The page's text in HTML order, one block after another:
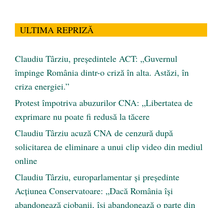
ULTIMA REPRIZĂ
Claudiu Târziu, președintele ACT: „Guvernul
împinge România dintr-o criză în alta. Astăzi, în
criza energiei.”
Protest împotriva abuzurilor CNA: „Libertatea de
exprimare nu poate fi redusă la tăcere
Claudiu Târziu acuză CNA de cenzură după
solicitarea de eliminare a unui clip video din mediul
online
Claudiu Târziu, europarlamentar și președinte
Acțiunea Conservatoare: „Dacă România își
abandonează ciobanii, își abandonează o parte din